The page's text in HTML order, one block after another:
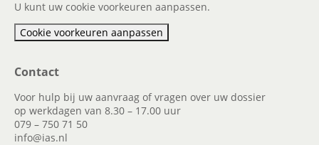
U kunt uw cookie voorkeuren aanpassen.
Cookie voorkeuren aanpassen
Contact
Voor hulp bij uw aanvraag of vragen over uw dossier
op werkdagen van 8.30 – 17.00 uur
079 – 750 71 50
info@ias.nl